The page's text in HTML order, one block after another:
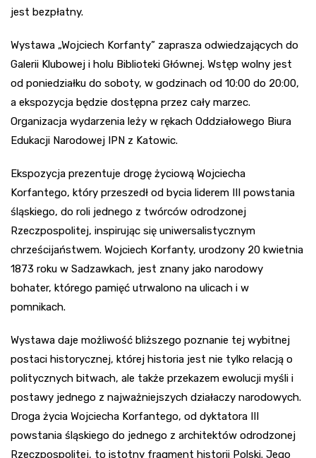
jest bezpłatny.
Wystawa „Wojciech Korfanty” zaprasza odwiedzających do
Galerii Klubowej i holu Biblioteki Głównej. Wstęp wolny jest
od poniedziałku do soboty, w godzinach od 10:00 do 20:00,
a ekspozycja będzie dostępna przez cały marzec.
Organizacja wydarzenia leży w rękach Oddziałowego Biura
Edukacji Narodowej IPN z Katowic.
Ekspozycja prezentuje drogę życiową Wojciecha
Korfantego, który przeszedł od bycia liderem III powstania
śląskiego, do roli jednego z twórców odrodzonej
Rzeczpospolitej, inspirując się uniwersalistycznym
chrześcijaństwem. Wojciech Korfanty, urodzony 20 kwietnia
1873 roku w Sadzawkach, jest znany jako narodowy
bohater, którego pamięć utrwalono na ulicach i w
pomnikach.
Wystawa daje możliwość bliższego poznanie tej wybitnej
postaci historycznej, której historia jest nie tylko relacją o
politycznych bitwach, ale także przekazem ewolucji myśli i
postawy jednego z najważniejszych działaczy narodowych.
Droga życia Wojciecha Korfantego, od dyktatora III
powstania śląskiego do jednego z architektów odrodzonej
Rzeczpospolitej, to istotny fragment historii Polski. Jego